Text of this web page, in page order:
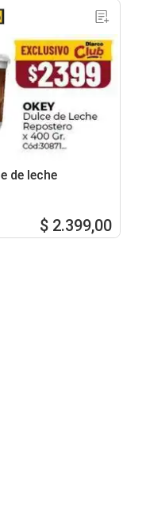
de leche
$ 2.399,00